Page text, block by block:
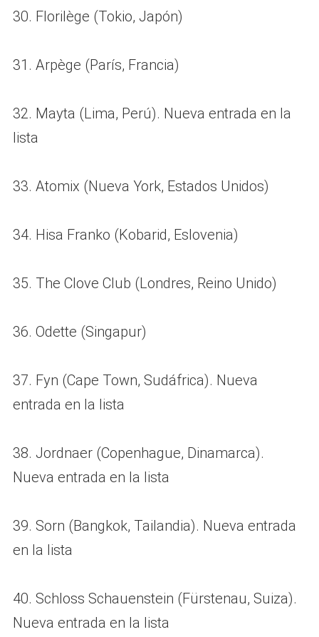
30. Florilège (Tokio, Japón)
31. Arpège (París, Francia)
32. Mayta (Lima, Perú). Nueva entrada en la
lista
33. Atomix (Nueva York, Estados Unidos)
34. Hisa Franko (Kobarid, Eslovenia)
35. The Clove Club (Londres, Reino Unido)
36. Odette (Singapur)
37. Fyn (Cape Town, Sudáfrica). Nueva
entrada en la lista
38. Jordnaer (Copenhague, Dinamarca).
Nueva entrada en la lista
39. Sorn (Bangkok, Tailandia). Nueva entrada
en la lista
40. Schloss Schauenstein (Fürstenau, Suiza).
Nueva entrada en la lista